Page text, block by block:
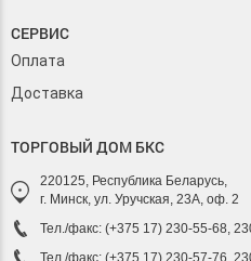
СЕРВИС
Оплата
Доставка
ТОРГОВЫЙ ДОМ БКС
220125, Республика Беларусь,
г. Минск, ул. Уручская, 23А, оф. 2
Тел./факс: (+375 17) 230-55-68,
Тел./факс: (+375 17) 230-57-76,